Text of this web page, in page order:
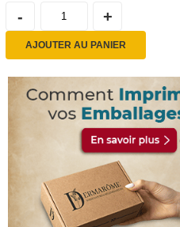
AJOUTER AU PANIER